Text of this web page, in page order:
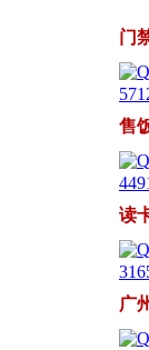
门
售
读
广